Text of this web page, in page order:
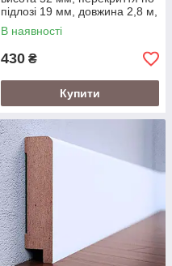
підлозі 19 мм, довжина 2,8 м,
Білий
В наявності
430 ₴
Купити